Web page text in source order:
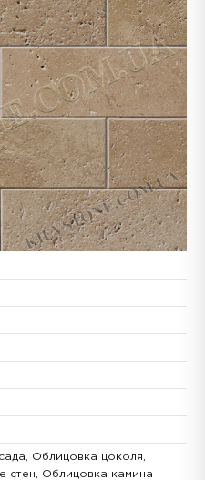
Облицовка цоколя,
стен, Облицовка камина